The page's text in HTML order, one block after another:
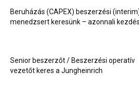
Beruházás (CAPEX) beszerzési
menedzsert keresünk – azonnali
Senior beszerzőt / Beszerzési operatív
vezetőt keres a Jungheinrich